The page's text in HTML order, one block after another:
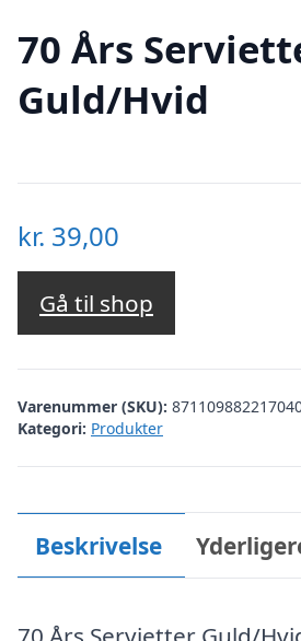
70 Års
Guld/Hvid
kr. 39,00
Gå til shop
Varenummer (SKU):
Kategori: Produkter
Beskrivelse